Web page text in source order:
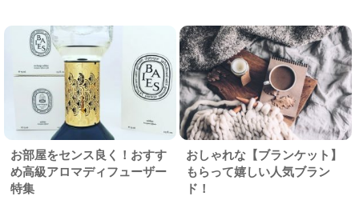
お部屋をセンス良く！おすす
め高級アロマディフューザー
特集
おしゃれな【ブランケット】
もらって嬉しい人気ブラン
ド！